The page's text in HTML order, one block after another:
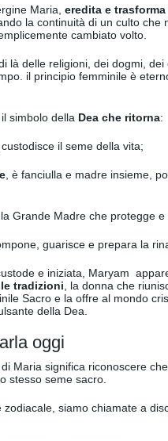
Maria, eredita e trasforma
la continuità di un culto che
cambiato volto.
là delle religioni, dei dogmi, dei
il principio femminile è
simbolo della Dea che ritorna:
, custodisce il seme della vita;
, è fanciulla e madre insieme,
la Grande Madre che protegge e
guarisce e prepara la
e iniziata, Maryam
tradizioni , la donna che
Sacro e la offre al mondo
della Dea.
oggi
Maria significa riconoscere
stesso seme sacro.
zodiacale, siamo chiamate a